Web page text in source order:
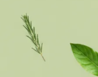
šampon protiv peruti
Capilarte učinkovito